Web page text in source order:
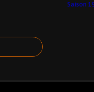
Saison